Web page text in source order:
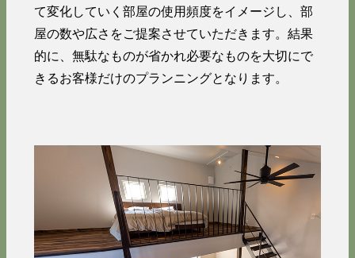
て変化していく部屋の使用頻度をイメージし、部
屋の数や広さをご提案させていただきます。結果
的に、無駄なものが省かれ必要なものを大切にで
きるお客様だけのプランニングとなります。